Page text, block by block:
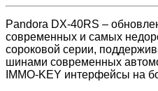
Pandora DX-40RS –
современных и самых
сороковой серии,
шинами современных
IMMO-KEY интерфейсы на